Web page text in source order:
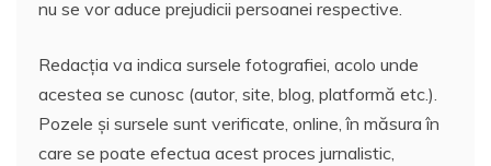
nu se vor aduce prejudicii persoanei respective.
Redacția va indica sursele fotografiei, acolo unde
acestea se cunosc (autor, site, blog, platformă etc.).
Pozele și sursele sunt verificate, online, în măsura în
care se poate efectua acest proces jurnalistic,